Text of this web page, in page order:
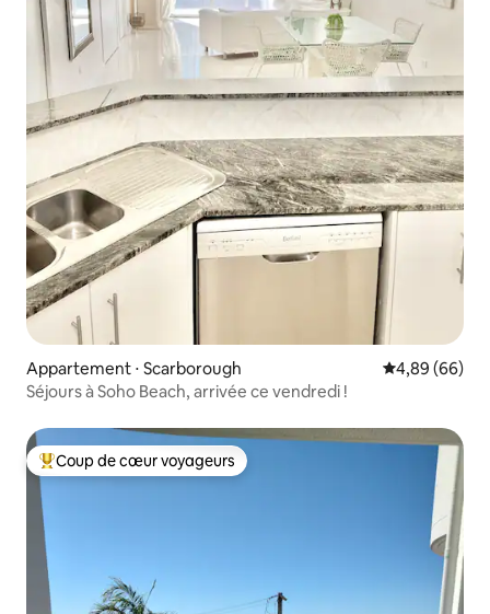
Appartement ⋅ Scarborough Évaluation
4,89 (66)
Séjours à Soho Beach, arrivée ce vendredi !
Coups de cœur voyageurs les plus appréciés
Coup de cœur voyageurs